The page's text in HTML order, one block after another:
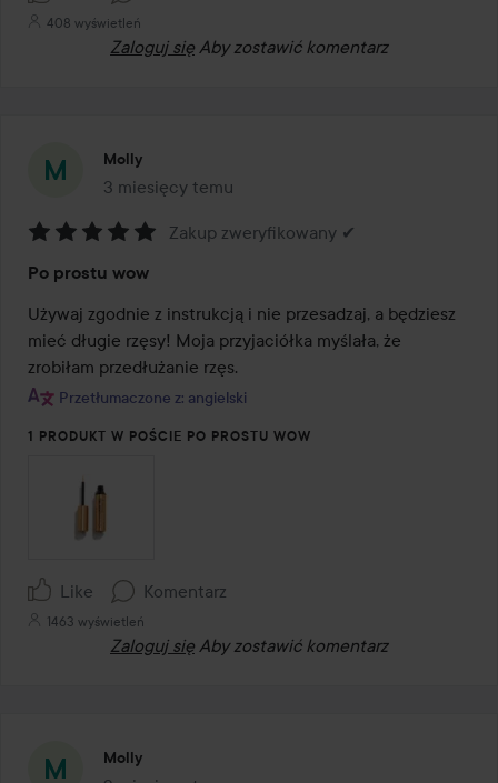
408 wyświetleń
Zaloguj się Aby zostawić komentarz
Molly
3 miesięcy temu
Post został utworzony 3 miesięcy temu
5
z
5
Zakup zweryfikowany ✔
Po prostu wow
Używaj zgodnie z instrukcją i nie przesadzaj, a będziesz
mieć długie rzęsy! Moja przyjaciółka myślała, że
zrobiłam przedłużanie rzęs.
Przetłumaczone z: angielski
1 PRODUKT W POŚCIE PO PROSTU WOW
Like Komentarz
1463 wyświetleń
Zaloguj się Aby zostawić komentarz
Molly